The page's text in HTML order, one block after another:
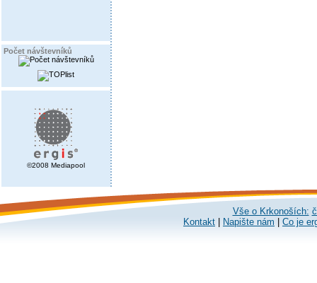
Počet návštevníků
©2008 Mediapool
Vše o Krkonoších:
Kontakt
Napište nám Co je